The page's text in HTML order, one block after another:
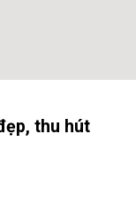
thu hút